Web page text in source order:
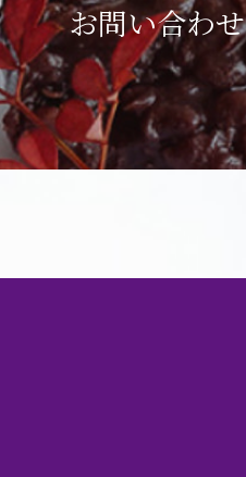
お問い合わ